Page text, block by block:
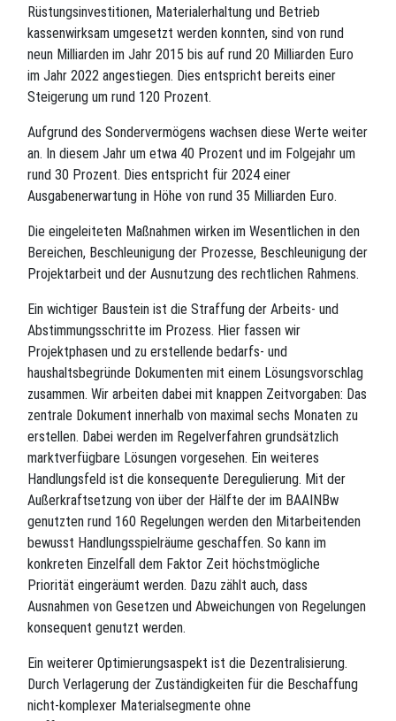
Rüstungsinvestitionen, Materialerhaltung und Betrieb
kassenwirksam umgesetzt werden konnten, sind von rund
neun Milliarden im Jahr 2015 bis auf rund 20 Milliarden Euro
im Jahr 2022 angestiegen. Dies entspricht bereits einer
Steigerung um rund 120 Prozent.
Aufgrund des Sondervermögens wachsen diese Werte weiter
an. In diesem Jahr um etwa 40 Prozent und im Folgejahr um
rund 30 Prozent. Dies entspricht für 2024 einer
Ausgabenerwartung in Höhe von rund 35 Milliarden Euro.
Die eingeleiteten Maßnahmen wirken im Wesentlichen in den
Bereichen, Beschleunigung der Prozesse, Beschleunigung der
Projektarbeit und der Ausnutzung des rechtlichen Rahmens.
Ein wichtiger Baustein ist die Straffung der Arbeits- und
Abstimmungsschritte im Prozess. Hier fassen wir
Projektphasen und zu erstellende bedarfs- und
haushaltsbegründe Dokumenten mit einem Lösungsvorschlag
zusammen. Wir arbeiten dabei mit knappen Zeitvorgaben: Das
zentrale Dokument innerhalb von maximal sechs Monaten zu
erstellen. Dabei werden im Regelverfahren grundsätzlich
marktverfügbare Lösungen vorgesehen. Ein weiteres
Handlungsfeld ist die konsequente Deregulierung. Mit der
Außerkraftsetzung von über der Hälfte der im BAAINBw
genutzten rund 160 Regelungen werden den Mitarbeitenden
bewusst Handlungsspielräume geschaffen. So kann im
konkreten Einzelfall dem Faktor Zeit höchstmögliche
Priorität eingeräumt werden. Dazu zählt auch, dass
Ausnahmen von Gesetzen und Abweichungen von Regelungen
konsequent genutzt werden.
Ein weiterer Optimierungsaspekt ist die Dezentralisierung.
Durch Verlagerung der Zuständigkeiten für die Beschaffung
nicht-komplexer Materialsegmente ohne